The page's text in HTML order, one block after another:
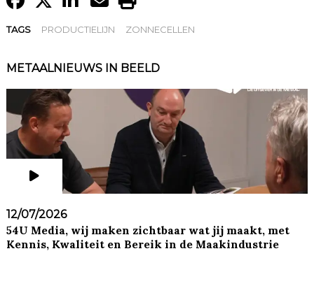
TAGS PRODUCTIELIJN ZONNECELLEN
METAALNIEUWS IN BEELD
12/07/2026
54U Media, wij maken zichtbaar wat jij maakt, met
Kennis, Kwaliteit en Bereik in de Maakindustrie